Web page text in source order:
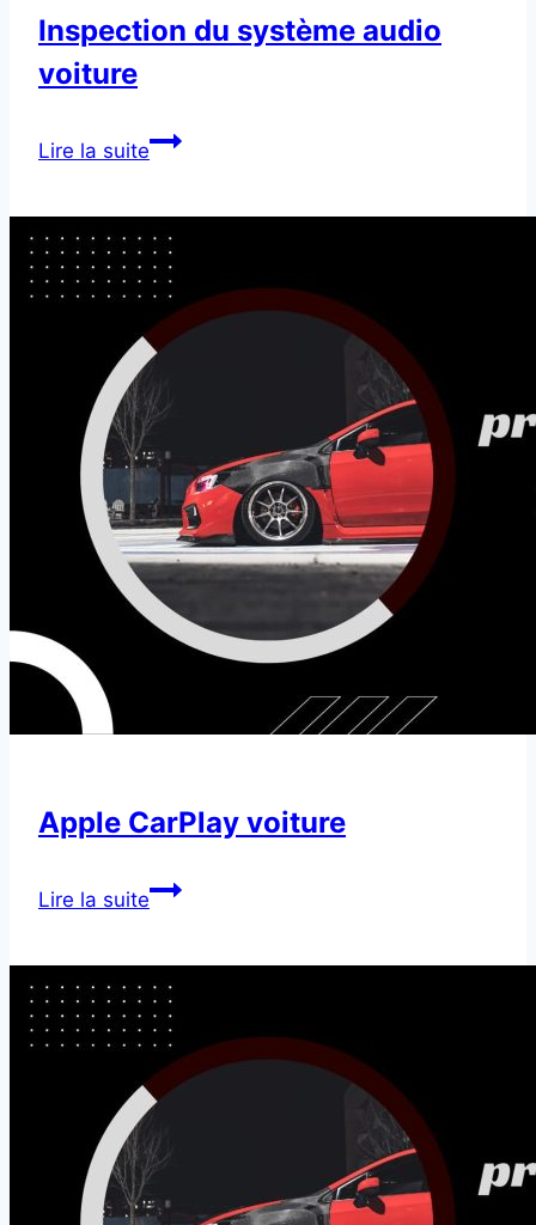
Inspection du système audio
voiture
Lire la suiteInspection
audio
voiture
Apple CarPlay voiture
Lire la suiteApple